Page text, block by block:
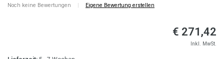
Noch keine Bewertungen | Eigene Bewertung erstellen
€ 271,42
Inkl. MwSt.